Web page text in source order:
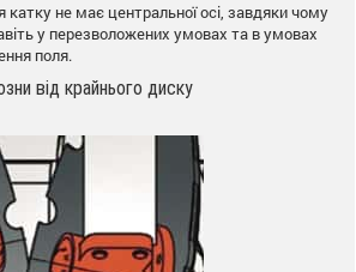
катку не має центральної осі, завдяки чому
у перезволожених умовах та в умовах
поля.
від крайнього диску